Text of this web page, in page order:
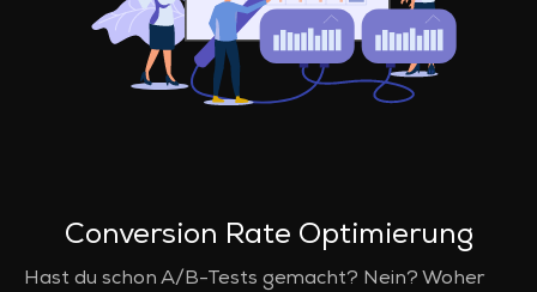
Conversion Rate Optimierung
Hast du schon A/B-Tests gemacht? Nein? Woher